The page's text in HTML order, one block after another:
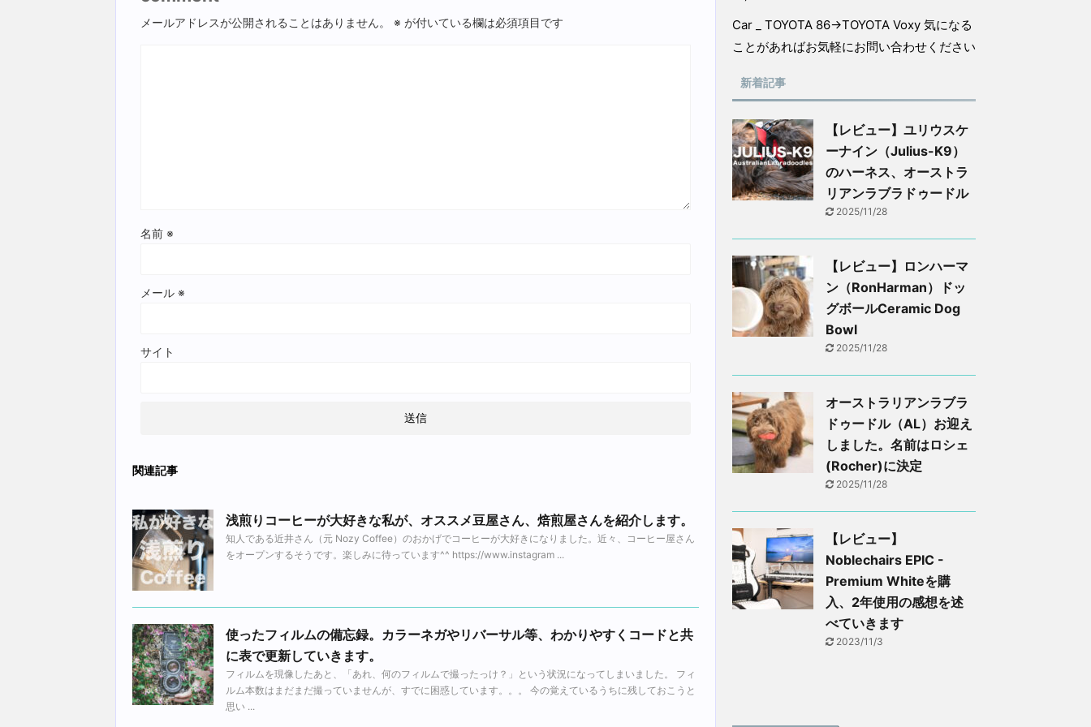
メールアドレスが公開されることはありません。 ※ が付いている欄は必須項目です
名前 ※
メール ※
サイト
関連記事
浅煎りコーヒーが大好きな私が、オススメ豆屋さん、焙煎屋さんを紹介します。
知人である近井さん（元 Nozy Coffee）のおかげでコーヒーが大好きになりました。近々、コーヒー屋さん
をオープンするそうです。楽しみに待っています^^ https://www.instagram ...
使ったフィルムの備忘録。カラーネガやリバーサル等、わかりやすくコードと共
に表で更新していきます。
フィルムを現像したあと、「あれ、何のフィルムで撮ったっけ？」という状況になってしまいました。 フィ
ルム本数はまだまだ撮っていませんが、すでに困惑しています。。。 今の覚えているうちに残しておこうと
思い ...
Car _ TOYOTA 86→TOYOTA Voxy 気になる
ことがあればお気軽にお問い合わせください
新着記事
【レビュー】ユリウスケ
ーナイン（Julius-K9）
のハーネス、オーストラ
リアンラブラドゥードル
2025/11/28
【レビュー】ロンハーマ
ン（RonHarman）ドッ
グボールCeramic Dog
Bowl
2025/11/28
オーストラリアンラブラ
ドゥードル（AL）お迎え
しました。名前はロシェ
(Rocher)に決定
2025/11/28
【レビュー】
Noblechairs EPIC -
Premium Whiteを購
入、2年使用の感想を述
べていきます
2023/11/3